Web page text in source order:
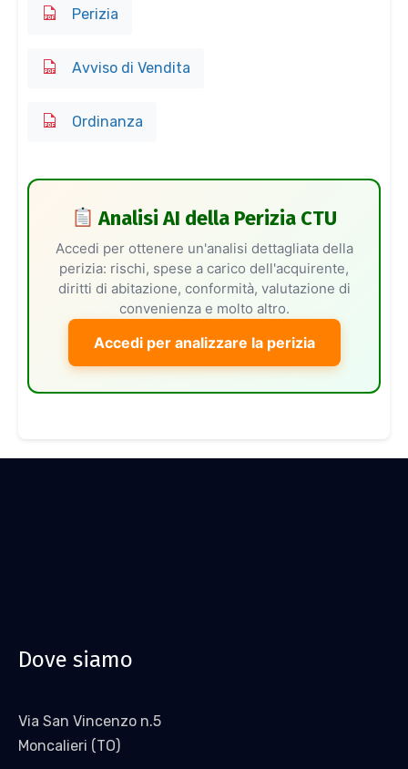
Perizia
Avviso di Vendita
Ordinanza
Analisi AI della Perizia CTU
Accedi per ottenere un'analisi dettagliata della
perizia: rischi, spese a carico dell'acquirente,
diritti di abitazione, conformità, valutazione di
convenienza e molto altro.
Accedi per analizzare la perizia
Dove siamo
Via San Vincenzo n.5
Moncalieri (TO)